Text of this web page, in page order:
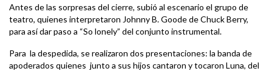
Antes de las sorpresas del cierre, subió al escenario el grupo de
teatro, quienes interpretaron Johnny B. Goode de Chuck Berry,
para así dar paso a “So lonely” del conjunto instrumental.
Para la despedida, se realizaron dos presentaciones: la banda de
apoderados quienes junto a sus hijos cantaron y tocaron Luna, del